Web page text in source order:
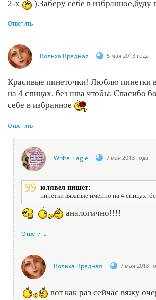
2-х ).Заберу себе в избранное,буду
Ответить
Вольха Вредная 5 мая 2013 года
Красивые пинеточки! Люблю пинетки
на 4 спицах, без шва чтобы. Спасибо
себе в избранное
Ответить
White_Eagle 7 мая 2013 года
юлявел пишет:
пинетки вязаные именно на 4 спицах,
аналогично!!!!
Ответить
Вольха Вредная 7 мая 2013
вот как раз сейчас вяжу